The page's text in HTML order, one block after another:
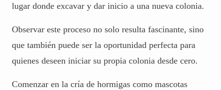
lugar donde excavar y dar inicio a una nueva colonia.
Observar este proceso no solo resulta fascinante, sino
que también puede ser la oportunidad perfecta para
quienes deseen iniciar su propia colonia desde cero.
Comenzar en la cría de hormigas como mascotas